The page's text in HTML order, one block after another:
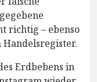
richtig – ebenso
Erdbebens in